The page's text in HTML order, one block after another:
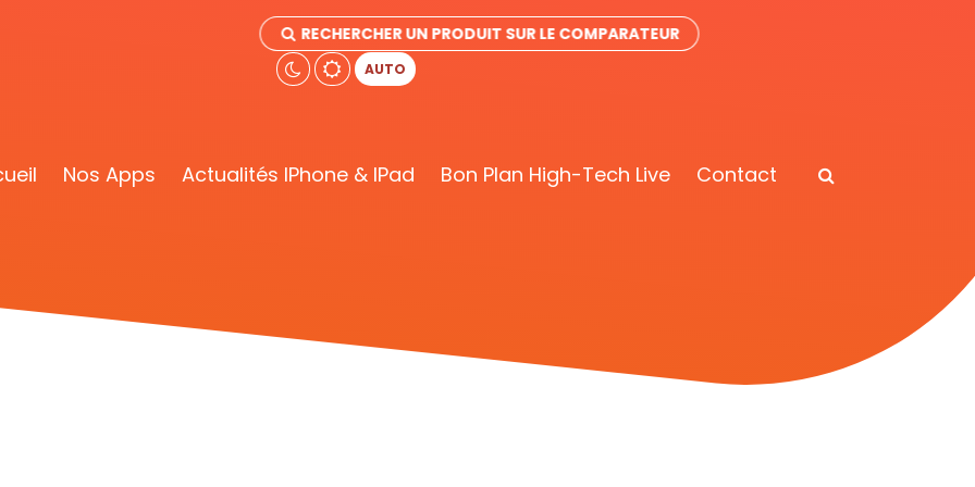
RECHERCHER UN PRODUIT SUR LE COMPARATEUR
AUTO
Nos Apps Actualités IPhone & IPad Bon Plan High-Tech Live Contact